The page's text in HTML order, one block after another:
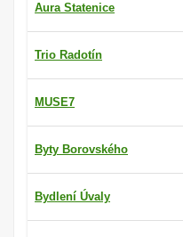
Aura Statenice
Trio Radotín
MUSE7
Byty Borovského
Bydlení Úvaly